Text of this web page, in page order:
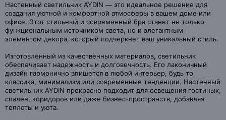
Настенный светильник AYDIN — это идеальное решение для
создания уютной и комфортной атмосферы в вашем доме или
офисе. Этот стильный и современный бра станет не только
функциональным источником света, но и элегантным
элементом декора, который подчеркнет ваш уникальный стиль.
Изготовленный из качественных материалов, светильник
обеспечивает надежность и долговечность. Его лаконичный
дизайн гармонично впишется в любой интерьер, будь то
классика, минимализм или современные тенденции. Настенный
светильник AYDIN прекрасно подходит для освещения гостиных,
спален, коридоров или даже бизнес-пространств, добавляя
теплоты и уюта.